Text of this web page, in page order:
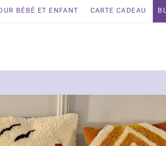
BÉBÉ ET ENFANT CARTE CADEAU